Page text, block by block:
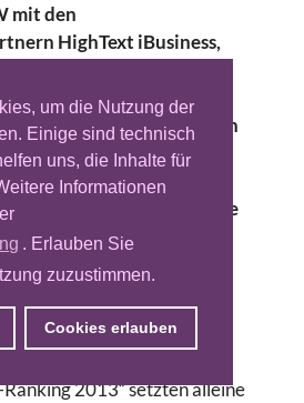
um die Nutzung der
Einige sind technisch
uns, die Inhalte für
Informationen
. Erlauben Sie
zuzustimmen.
Cookies erlauben
mit den
HighText iBusiness,
die deutschen Full-
926,19 Millionen
Allein die größten 50
gemeldeten Agenturen
Millionen Euro um. Alle
beschäftigen 10.030
mit einem
Pro-Kopf-Umsatz von
2013“ setzten alleine